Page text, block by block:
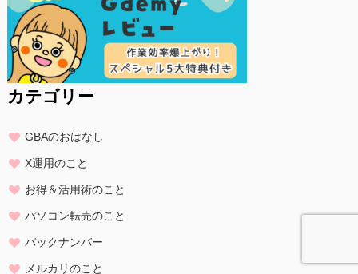
カテゴリー
GBAのおはなし
X運用のこと
お得＆活用術のこと
パソコン転売のこと
バックナンバー
メルカリのこと